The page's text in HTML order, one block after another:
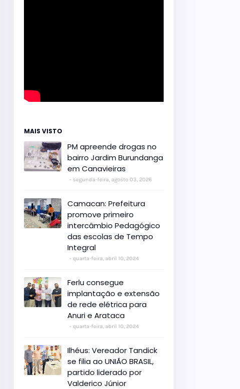
MAIS VISTO
PM apreende drogas no
bairro Jardim Burundanga
em Canavieiras
segunda-feira, agosto 03, 2026
Camacan: Prefeitura
promove primeiro
intercâmbio Pedagógico
das escolas de Tempo
Integral
quarta-feira, abril 10, 2024
Ferlu consegue
implantação e extensão
de rede elétrica para
Anuri e Arataca
quarta-feira, abril 10, 2024
Ilhéus: Vereador Tandick
se filia ao UNIÃO BRASIL,
partido liderado por
Valderico Júnior